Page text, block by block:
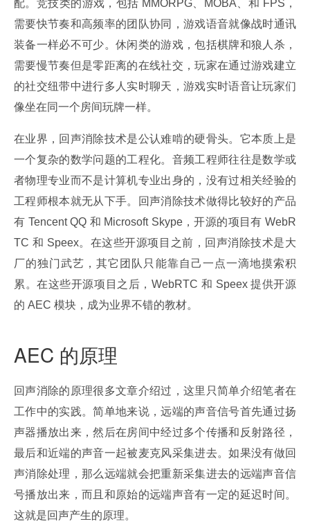
配。竞技类的游戏，包括 MMORPG、MOBA、和 FPS，
需要快节奏和高频率的团队协同，游戏语音就像战时通讯
装备一样必不可少。休闲类的游戏，包括棋牌和狼人杀，
需要慢节奏但是零距离的在线社交，玩家在通过游戏建立
的社交纽带中进行多人实时聊天，游戏实时语音让玩家们
像坐在同一个房间玩牌一样。
在业界，回声消除技术是公认难啃的硬骨头。它本质上是
一个复杂的数学问题的工程化。音频工程师往往是数学或
者物理专业而不是计算机专业出身的，没有过相关经验的
工程师根本就无从下手。回声消除技术做得比较好的产品
有 Tencent QQ 和 Microsoft Skype，开源的项目有 WebR
TC 和 Speex。在这些开源项目之前，回声消除技术是大
厂的独门武艺，其它团队只能靠自己一点一滴地摸索积
累。在这些开源项目之后，WebRTC 和 Speex 提供开源
的 AEC 模块，成为业界不错的教材。
AEC 的原理
回声消除的原理很多文章介绍过，这里只简单介绍笔者在
工作中的实践。简单地来说，远端的声音信号首先通过扬
声器播放出来，然后在房间中经过多个传播和反射路径，
最后和近端的声音一起被麦克风采集进去。如果没有做回
声消除处理，那么远端就会把重新采集进去的远端声音信
号播放出来，而且和原始的远端声音有一定的延迟时间。
这就是回声产生的原理。